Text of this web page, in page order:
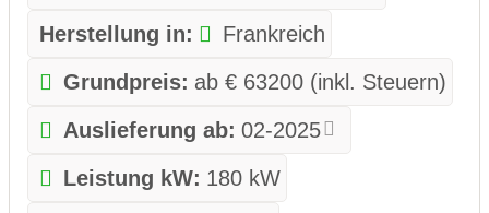
Herstellung in:
Frankreich
Grundpreis: ab € 63200 (inkl. Steuern)
Auslieferung ab: 02-2025
Leistung kW: 180 kW